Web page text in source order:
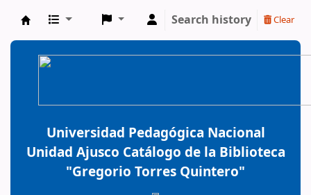
BiblioGTQ
Search history Clear
Universidad Pedagógica Nacional
Unidad Ajusco Catálogo de la Biblioteca
"Gregorio Torres Quintero"